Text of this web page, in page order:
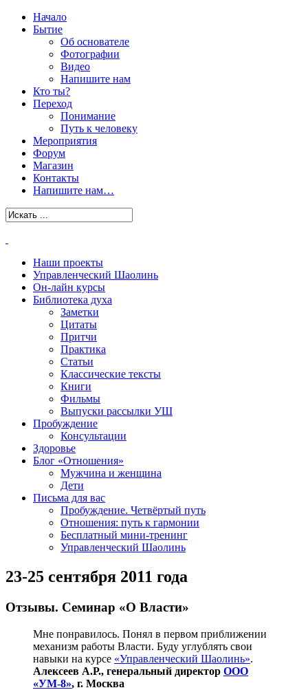
Начало
Бытие
Об основателе
Фотографии
Видео
Напишите нам
Кто ты?
Переход
Понимание
Путь к человеку
Мероприятия
Форум
Магазин
Контакты
Напишите нам…
Наши проекты
Управленческий Шаолинь
Он-лайн курсы
Библиотека духа
Заметки
Цитаты
Притчи
Практика
Статьи
Классические тексты
Книги
Фильмы
Выпуски рассылки УШ
Пробуждение
Консультации
Здоровье
Блог «Отношения»
Мужчина и женщина
Дети
Письма для вас
Пробуждение. Четвёртый путь
Отношения: путь к гармонии
Бесплатный мини-тренинг
Управленческий Шаолинь
23-25 сентября 2011 года
Отзывы. Семинар «О Власти»
Мне понравилось. Понял в первом приближении
механизм работы Власти. Буду углублять свои
навыки на курсе «Управленческий Шаолинь».
Алексеев А.Р., генеральный директор ООО
«УМ-8», г. Москва